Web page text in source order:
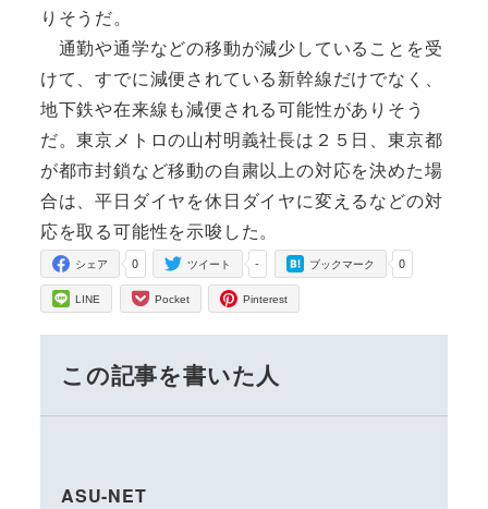
りそうだ。
通勤や通学などの移動が減少していることを受
けて、すでに減便されている新幹線だけでなく、
地下鉄や在来線も減便される可能性がありそう
だ。東京メトロの山村明義社長は２５日、東京都
が都市封鎖など移動の自粛以上の対応を決めた場
合は、平日ダイヤを休日ダイヤに変えるなどの対
応を取る可能性を示唆した。
0
シェア -
ツイート 0
ブックマーク
LINE Pocket Pinterest
この記事を書いた人
ASU-NET